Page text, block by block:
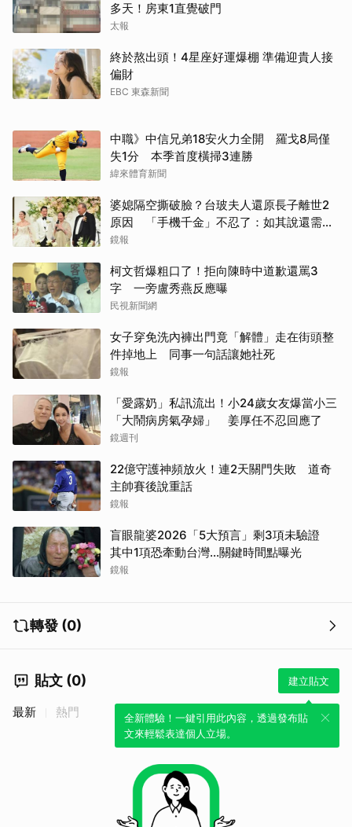
多天！房東1直覺破門
太報
終於熬出頭！4星座好運爆棚 準備迎貴人接
偏財
EBC 東森新聞
中職》中信兄弟18安火力全開 羅戈8局僅
失1分 本季首度橫掃3連勝
緯來體育新聞
婆媳隔空撕破臉？台玻夫人還原長子離世2
原因 「手機千金」不忍了：如其說還需要
離開嗎？
鏡報
柯文哲爆粗口了！拒向陳時中道歉還罵3
字 一旁盧秀燕反應曝
民視新聞網
女子穿免洗內褲出門竟「解體」走在街頭整
件掉地上 同事一句話讓她社死
鏡報
「愛露奶」私訊流出！小24歲女友爆當小三
「大鬧病房氣孕婦」 姜厚任不忍回應了
鏡週刊
22億守護神頻放火！連2天關門失敗 道奇
主帥賽後說重話
鏡報
盲眼龍婆2026「5大預言」剩3項未驗證
其中1項恐牽動台灣...關鍵時間點曝光
鏡報
轉發 (0)
貼文 (0) 建立貼文
全新體驗！一鍵引用此內容，透過發布貼
文來輕鬆表達個人立場。
最新 熱門
取消